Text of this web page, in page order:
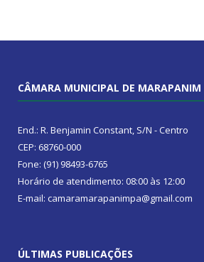
CÂMARA MUNICIPAL DE MARAPANIM
End.: R. Benjamin Constant, S/N - Centro
CEP: 68760-000
Fone: (91) 98493-6765
Horário de atendimento: 08:00 às 12:00
E-mail: camaramarapanimpa@gmail.com
ÚLTIMAS PUBLICAÇÕES